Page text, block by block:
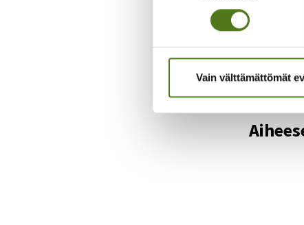
Vain välttämättömät
Mitä